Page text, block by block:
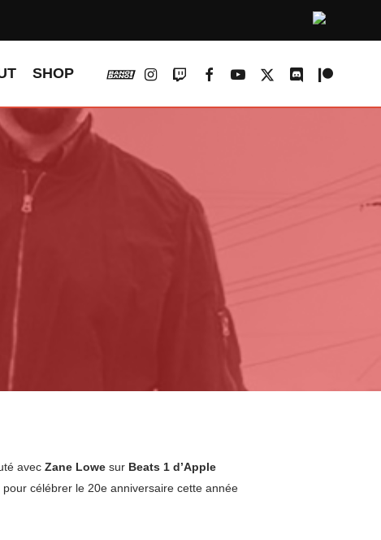
SHOP vk instagram
twitchfacebookyoutube
x-
discordpatreon
avec Zane Lowe sur Beats 1 d’Apple
célébrer le 20e anniversaire cette année